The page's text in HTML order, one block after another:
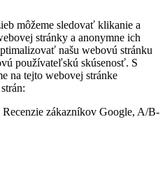
môžeme sledovať klikanie a
stránky a anonymne ich
našu webovú stránku
používateľskú skúsenosť. S
na tejto webovej stránke
zákazníkov Google, A/B-